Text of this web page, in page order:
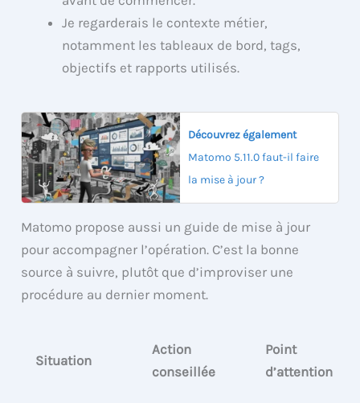
Je regarderais le contexte métier,
notamment les tableaux de bord, tags,
objectifs et rapports utilisés.
Découvrez également
Matomo 5.11.0 faut-il faire
la mise à jour ?
Matomo propose aussi un guide de mise à jour
pour accompagner l’opération. C’est la bonne
source à suivre, plutôt que d’improviser une
procédure au dernier moment.
Situation
Action
conseillée
Point
d’attention